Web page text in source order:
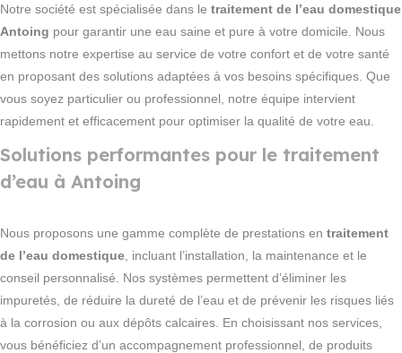
Notre société est spécialisée dans le traitement de l’eau domestique
Antoing pour garantir une eau saine et pure à votre domicile. Nous
mettons notre expertise au service de votre confort et de votre santé
en proposant des solutions adaptées à vos besoins spécifiques. Que
vous soyez particulier ou professionnel, notre équipe intervient
rapidement et efficacement pour optimiser la qualité de votre eau.
Solutions performantes pour le traitement
d’eau à Antoing
Nous proposons une gamme complète de prestations en traitement
de l’eau domestique , incluant l’installation, la maintenance et le
conseil personnalisé. Nos systèmes permettent d’éliminer les
impuretés, de réduire la dureté de l’eau et de prévenir les risques liés
à la corrosion ou aux dépôts calcaires. En choisissant nos services,
vous bénéficiez d’un accompagnement professionnel, de produits